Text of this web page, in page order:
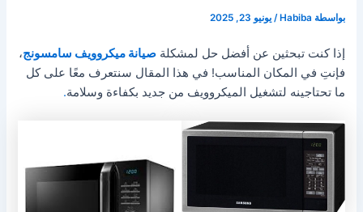
بواسطة Habiba
/يونيو 23, 2025
إذا كنت تبحثين عن أفضل حل لمشكلةصيانة ميكروويف سامسونج،
فإنتِ في المكان المناسب! في هذا المقال سنتعرف معًا على كل
ما تحتاجينه لتشغيل الميكروويف من جديد بكفاءة وسلامة.